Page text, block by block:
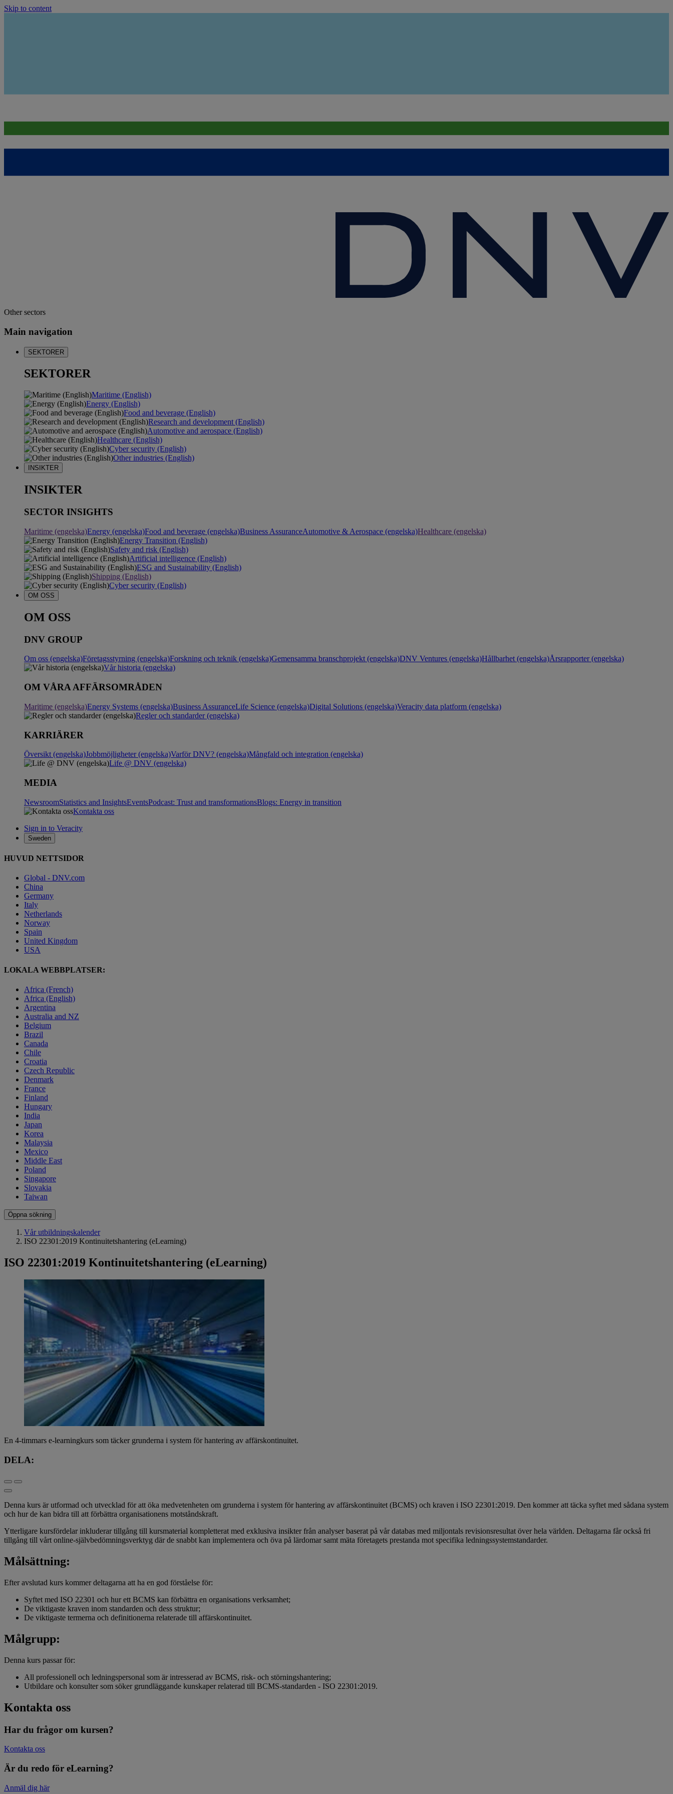
Skip to content
Other sectors
Main navigation
SEKTORER
SEKTORER
Maritime (English)
Energy (English)
Food and beverage (English)
Research and development (English)
Automotive and aerospace (English)
Healthcare (English)
Cyber security (English)
Other industries (English)
INSIKTER
INSIKTER
SECTOR INSIGHTS
Maritime (engelska)Energy (engelska)Food and beverage (engelska)Business AssuranceAutomotive & Aerospace (engelska)Healthcare (engelska)
Energy Transition (English)
Safety and risk (English)
Artificial intelligence (English)
ESG and Sustainability (English)
Shipping (English)
Cyber security (English)
OM OSS
OM OSS
DNV GROUP
Om oss (engelska)Företagsstyrning (engelska)Forskning och teknik (engelska)Gemensamma branschprojekt (engelska)DNV Ventures (engelska)Hållbarhet (engelska)Årsrapporter (engelska)
Vår historia (engelska)
OM VÅRA AFFÄRSOMRÅDEN
Maritime (engelska)Energy Systems (engelska)Business AssuranceLife Science (engelska)Digital Solutions (engelska)Veracity data platform (engelska)
Regler och standarder (engelska)
KARRIÄRER
Översikt (engelska)Jobbmöjligheter (engelska)Varför DNV? (engelska)Mångfald och integration (engelska)
Life @ DNV (engelska)
MEDIA
NewsroomStatistics and InsightsEventsPodcast: Trust and transformationsBlogs: Energy in transition
Kontakta oss
Sign in to Veracity
Sweden
HUVUD NETTSIDOR
Global - DNV.com
China
Germany
Italy
Netherlands
Norway
Spain
United Kingdom
USA
LOKALA WEBBPLATSER:
Africa (French)
Africa (English)
Argentina
Australia and NZ
Belgium
Brazil
Canada
Chile
Croatia
Czech Republic
Denmark
France
Finland
Hungary
India
Japan
Korea
Malaysia
Mexico
Middle East
Poland
Singapore
Slovakia
Taiwan
Öppna sökning
Vår utbildningskalender
ISO 22301:2019 Kontinuitetshantering (eLearning)
ISO 22301:2019 Kontinuitetshantering (eLearning)
En 4-timmars e-learningkurs som täcker grunderna i system för hantering av affärskontinuitet.
DELA:
Denna kurs är utformad och utvecklad för att öka medvetenheten om grunderna i system för hantering av affärskontinuitet (BCMS) och kraven i ISO 22301:2019. Den kommer att täcka syftet med sådana system
och hur de kan bidra till att förbättra organisationens motståndskraft.
Ytterligare kursfördelar inkluderar tillgång till kursmaterial kompletterat med exklusiva insikter från analyser baserat på vår databas med miljontals revisionsresultat över hela världen. Deltagarna får också fri
tillgång till vårt online-självbedömningsverktyg där de snabbt kan implementera och öva på lärdomar samt mäta företagets prestanda mot specifika ledningssystemstandarder.
Målsättning:
Efter avslutad kurs kommer deltagarna att ha en god förståelse för:
Syftet med ISO 22301 och hur ett BCMS kan förbättra en organisations verksamhet;
De viktigaste kraven inom standarden och dess struktur;
De viktigaste termerna och definitionerna relaterade till affärskontinuitet.
Målgrupp:
Denna kurs passar för:
All professionell och ledningspersonal som är intresserad av BCMS, risk- och störningshantering;
Utbildare och konsulter som söker grundläggande kunskaper relaterad till BCMS-standarden - ISO 22301:2019.
Kontakta oss
Har du frågor om kursen?
Kontakta oss
Är du redo för eLearning?
Anmäl dig här